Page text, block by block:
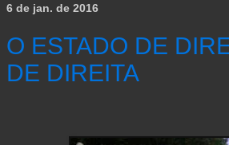
6 de jan. de 2016
O ESTADO DE
DE DIREITA